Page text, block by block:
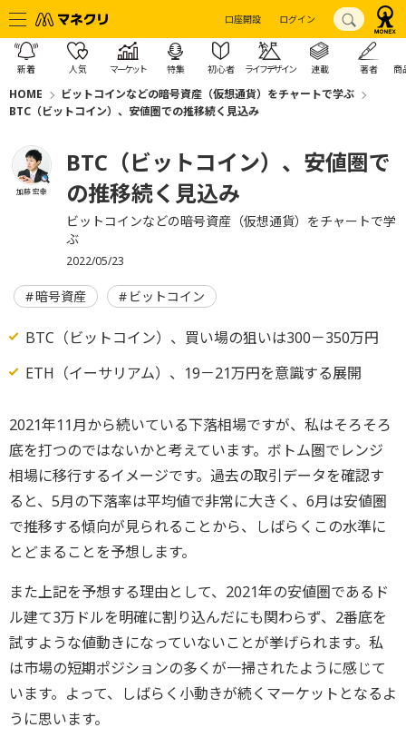
口座開設 ログイン
新着 人気 マーケット 特集 初心者 ライフデザイン 連載 著者 商
HOME
ビットコインなどの暗号資産（仮想通貨）をチャートで学ぶ
BTC（ビットコイン）、安値圏での推移続く見込み
加藤 宏幸
BTC（ビットコイン）、安値圏で
の推移続く見込み
ビットコインなどの暗号資産（仮想通貨）をチャートで学
ぶ
2022/05/23
暗号資産 ビットコイン
BTC（ビットコイン）、買い場の狙いは300－350万円
ETH（イーサリアム）、19－21万円を意識する展開
2021年11月から続いている下落相場ですが、私はそろそろ
底を打つのではないかと考えています。ボトム圏でレンジ
相場に移行するイメージです。過去の取引データを確認す
ると、5月の下落率は平均値で非常に大きく、6月は安値圏
で推移する傾向が見られることから、しばらくこの水準に
とどまることを予想します。
また上記を予想する理由として、2021年の安値圏であるド
ル建て3万ドルを明確に割り込んだにも関わらず、2番底を
試すような値動きになっていないことが挙げられます。私
は市場の短期ポジションの多くが一掃されたように感じて
います。よって、しばらく小動きが続くマーケットとなるよ
うに思います。